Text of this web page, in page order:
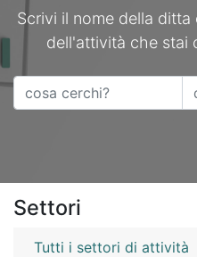
Scrivi il nome della
dell'attività che stai
Settori
Tutti i settori di attività